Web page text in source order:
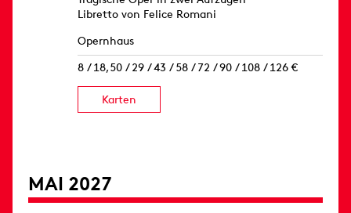
Libretto von Felice Romani
Opernhaus
8 / 18,50 / 29 / 43 / 58 / 72 / 90 / 108 / 126 €
Karten
MAI 2027